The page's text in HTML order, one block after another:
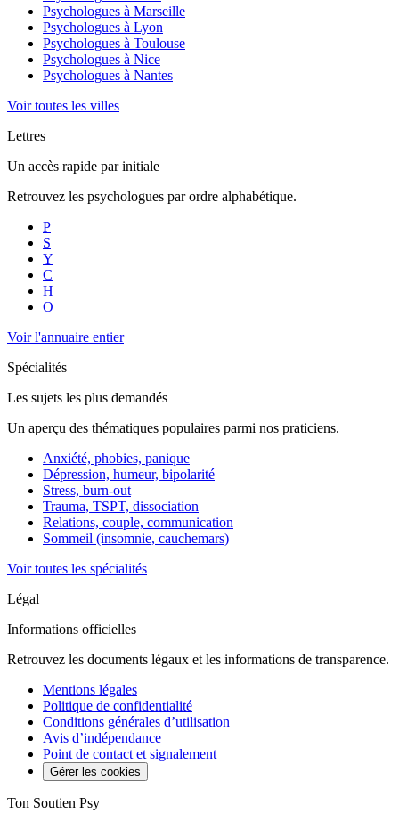
Psychologues à Marseille
Psychologues à Lyon
Psychologues à Toulouse
Psychologues à Nice
Psychologues à Nantes
Voir toutes les villes
Lettres
Un accès rapide par initiale
Retrouvez les psychologues par ordre alphabétique.
P
S
Y
C
H
O
Voir l'annuaire entier
Spécialités
Les sujets les plus demandés
Un aperçu des thématiques populaires parmi nos praticiens.
Anxiété, phobies, panique
Dépression, humeur, bipolarité
Stress, burn-out
Trauma, TSPT, dissociation
Relations, couple, communication
Sommeil (insomnie, cauchemars)
Voir toutes les spécialités
Légal
Informations officielles
Retrouvez les documents légaux et les informations de transparence.
Mentions légales
Politique de confidentialité
Conditions générales d’utilisation
Avis d’indépendance
Point de contact et signalement
Gérer les cookies
Ton Soutien Psy